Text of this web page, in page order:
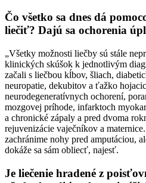
Čo všetko sa dnes dá
liečiť? Dajú sa ochorenia
„Všetky možnosti liečby sú stále
klinických skúšok k jednotlivým
začali s liečbou kĺbov, šliach,
neuropatie, dekubitov a ťažko
neurodegeneratívnych ochorení,
mozgovej príhode, infarktoch
a chronické zápaly a pred dvoma
rejuvenizácie vaječníkov a
zachránime nohy pred amputáciou,
dokáže sa sám obliecť, najesť.
Je liečenie hradené z